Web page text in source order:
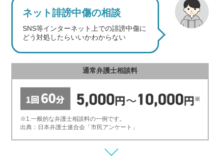
ネット誹謗中傷の相談
SNS等インターネット上での誹謗中傷に
どう対処したらいいかわからない
通常弁護士相談料
※1.一般的な弁護士相談料の一例です。
出典：日本弁護士連合会「市民アンケート」